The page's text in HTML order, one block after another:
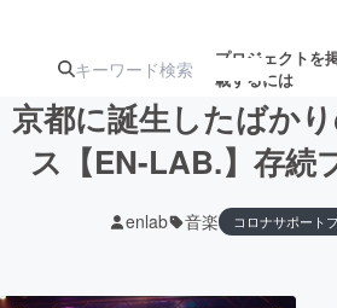
プロジェクトを
載するには
ターン
注目の新着プロ
ジェクト
募集
ロジ
京都に誕生したばか
ス【EN-LAB.】存続
enlab 音楽 コロナサポート